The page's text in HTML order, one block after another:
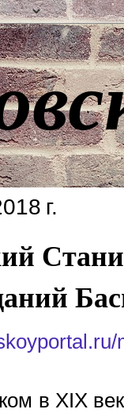
г.
в XIX